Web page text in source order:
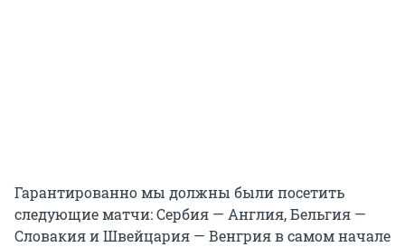
Гарантированно мы должны были посетить
следующие матчи: Сербия — Англия, Бельгия —
Словакия и Швейцария — Венгрия в самом начале